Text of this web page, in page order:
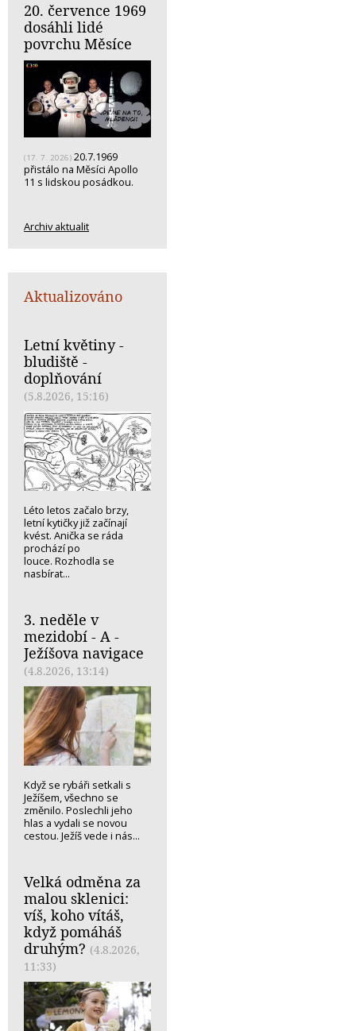
20. července 1969
dosáhli lidé
povrchu Měsíce
(17. 7. 2026) 20.7.1969
přistálo na Měsíci Apollo
11 s lidskou posádkou.
Archiv aktualit
Aktualizováno
Letní květiny -
bludiště -
doplňování
(5.8.2026, 15:16)
Léto letos začalo brzy,
letní kytičky již začínají
kvést. Anička se ráda
prochází po
louce. Rozhodla se
nasbírat...
3. neděle v
mezidobí - A -
Ježíšova navigace
(4.8.2026, 13:14)
Když se rybáři setkali s
Ježíšem, všechno se
změnilo. Poslechli jeho
hlas a vydali se novou
cestou. Ježíš vede i nás...
Velká odměna za
malou sklenici:
víš, koho vítáš,
když pomáháš
druhým? (4.8.2026,
11:33)